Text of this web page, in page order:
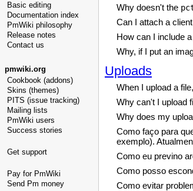
Basic editing
Documentation index
PmWiki philosophy
Release notes
Contact us
pmwiki.org
Cookbook (addons)
Skins (themes)
PITS (issue tracking)
Mailing lists
PmWiki users
Success stories
Get support
Pay for PmWiki
Send Pm money
Why doesn't the
Can I attach a
How can I include
Why, if I put an
Uploads
When I upload a
Why can't I upload
Why does my
Como faço para
exemplo).
Como eu previno
Como posso
Como evitar